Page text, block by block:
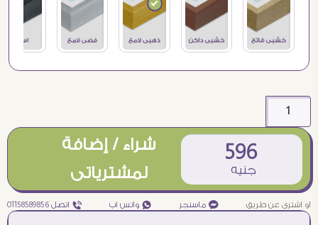
596
جنيه
شراء / إضافة
لمشترياتى
او اشترى عن طريق ¥ ماسنجر ₧ واتس اب ƒ اتصل 01158589856